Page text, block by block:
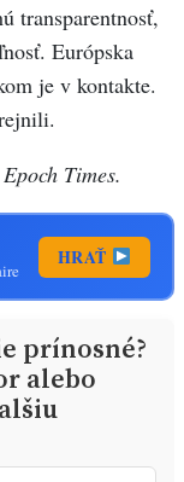
transparentnosť,
Európska
je v kontakte.
Times.
HRAŤ
prínosné?
alebo